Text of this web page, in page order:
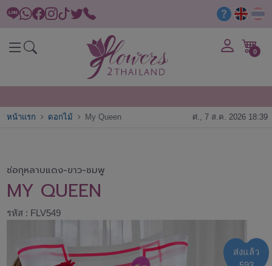
0
หน้าแรก ดอกไม้ My Queen ศ., 7 ส.ค. 2026 18:39
ช่อกุหลาบแดง-ขาว-ชมพู
MY QUEEN
รหัส : FLV549
ส่งแล้ว